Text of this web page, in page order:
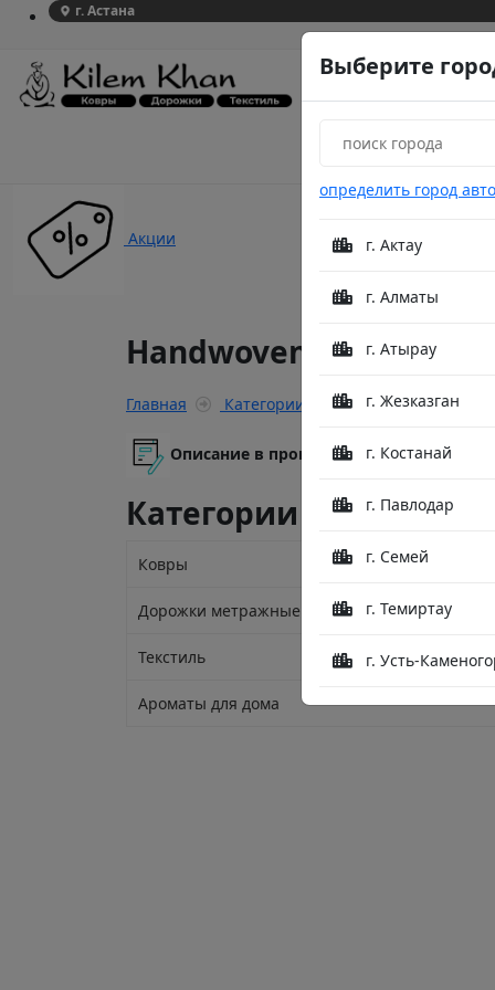
Выберите
определить город
г. Актау
г. Алматы
г. Атырау
г. Жезказган
г. Костанай
г. Павлодар
г. Семей
г. Темиртау
г. Усть-
г. Астана
Акции
Handwoven India
Главная Категории Handwoven India
Описание в процессе модерации.
Категории
Ковры
Дорожки метражные
Текстиль
Ароматы для дома